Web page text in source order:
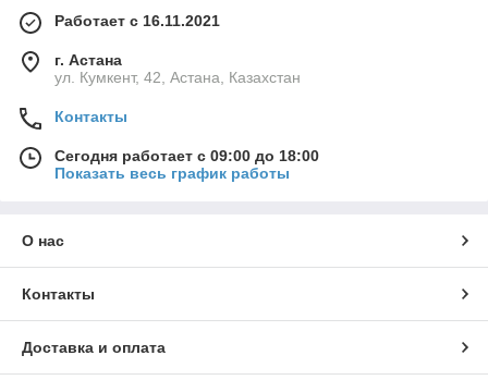
Работает с 16.11.2021
г. Астана
ул. Кумкент, 42, Астана, Казахстан
Контакты
Сегодня работает с 09:00 до 18:00
Показать весь график работы
О нас
Контакты
Доставка и оплата